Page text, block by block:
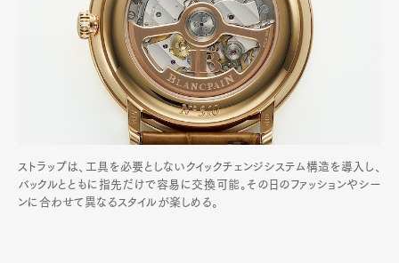
ストラップは、工具を必要としないクイックチェンジシステム構造を導入し、
バックルとともに指先だけで容易に交換可能。その日のファッションやシー
ンに合わせて異なるスタイルが楽しめる。